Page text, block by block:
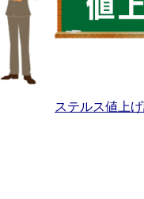
ステルス値上